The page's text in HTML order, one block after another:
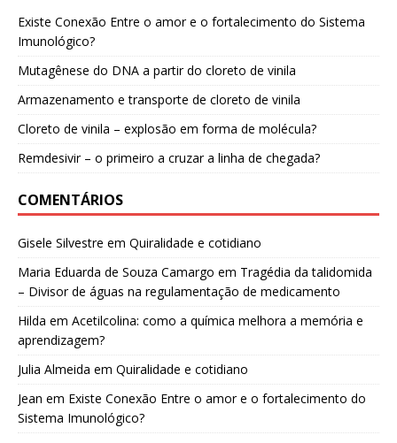
Existe Conexão Entre o amor e o fortalecimento do Sistema
Imunológico?
Mutagênese do DNA a partir do cloreto de vinila
Armazenamento e transporte de cloreto de vinila
Cloreto de vinila – explosão em forma de molécula?
Remdesivir – o primeiro a cruzar a linha de chegada?
COMENTÁRIOS
Gisele Silvestre em Quiralidade e cotidiano
Maria Eduarda de Souza Camargo em Tragédia da talidomida
– Divisor de águas na regulamentação de medicamento
Hilda em Acetilcolina: como a química melhora a memória e
aprendizagem?
Julia Almeida em Quiralidade e cotidiano
Jean em Existe Conexão Entre o amor e o fortalecimento do
Sistema Imunológico?